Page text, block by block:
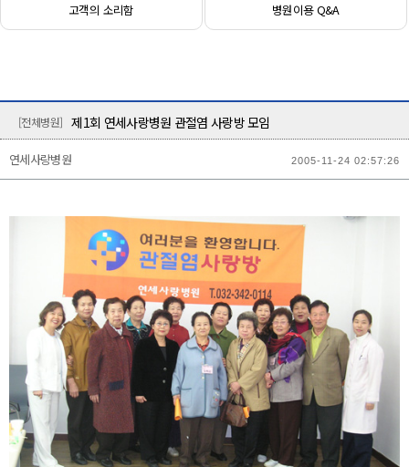
고객의 소리함 병원이용 Q&A
[전체병원] 제1회 연세사랑병원 관절염 사랑방 모임
연세사랑병원 2005-11-24 02:57:26